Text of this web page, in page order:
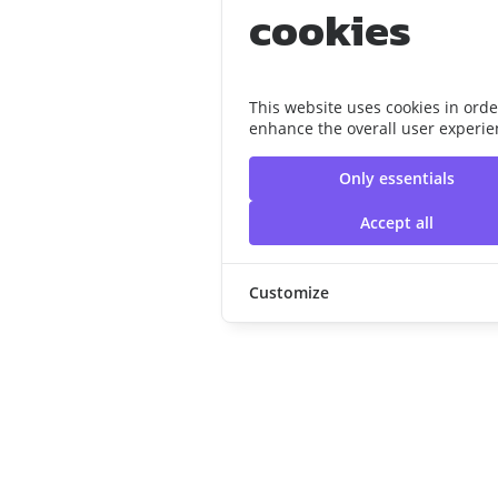
cookies
This website uses cookies in
enhance the overall user
Only essentials
Accept all
Customize